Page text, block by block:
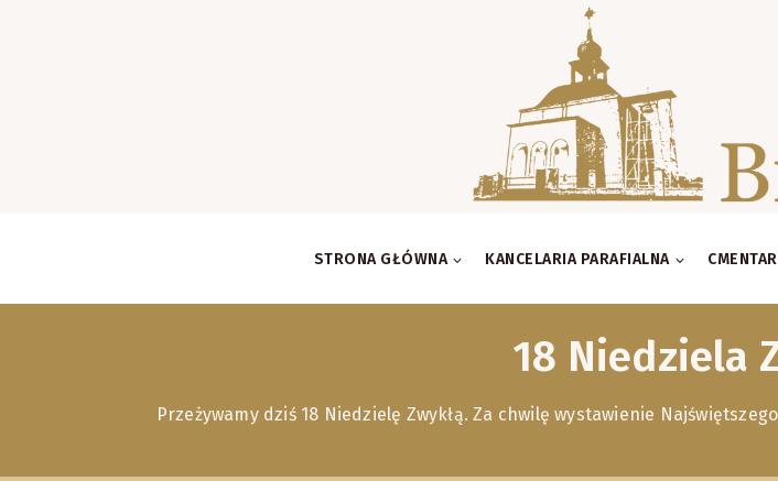
STRONA GŁÓWNA KANCELARIA PARAFIALNA
18 Niedziela
Przeżywamy dziś 18 Niedzielę Zwykłą. Za chwilę wystawienie